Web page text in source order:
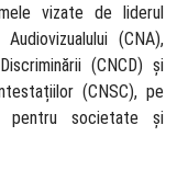
vizate de liderul
(CNA),
(CNCD) și
(CNSC), pe
pentru societate și